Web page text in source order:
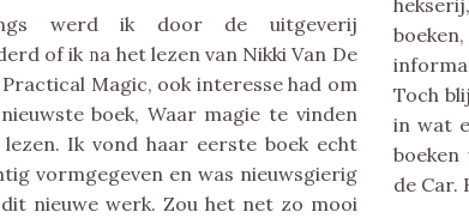
werd ik door de uitgeverij
of ik na het lezen van Nikki Van De
Practical Magic, ook interesse had om
boek, Waar magie te vinden
Ik vond haar eerste boek echt
vormgegeven en was nieuwsgierig
nieuwe werk. Zou het net zo mooi
Toch
in wat
de Car.